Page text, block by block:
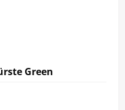
Green